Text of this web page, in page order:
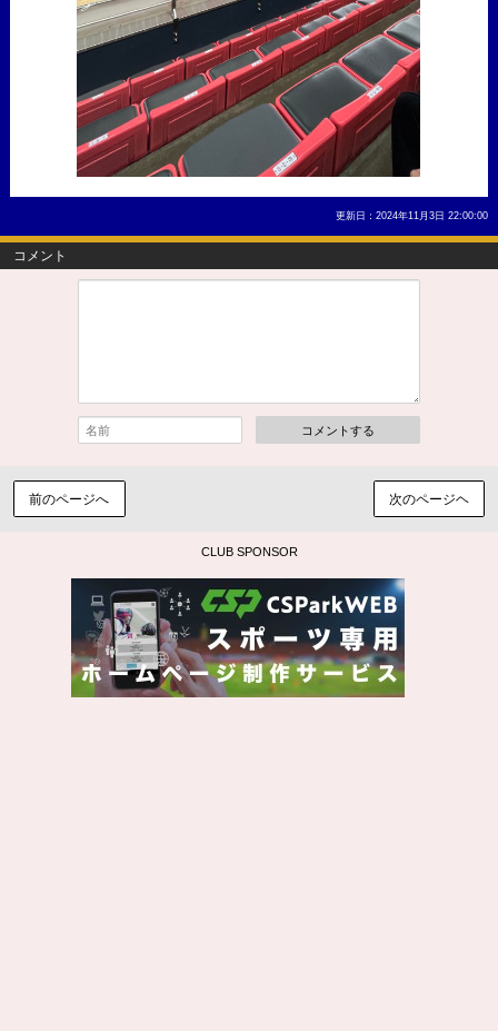
更新日：2024年11月3日 22:00:00
コメント
コメントする
前のページへ 次のページヘ
CLUB SPONSOR